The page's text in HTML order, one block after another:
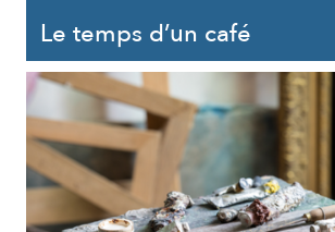
Le temps d’un café